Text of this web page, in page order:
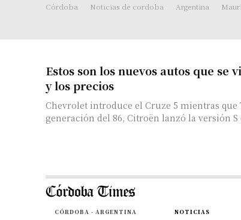
Córdoba Noticias de cordoba Argentina
Estos son los nuevos autos que se
y los precios
Chevrolet introduce el Cruze 5 mientras que
generación del 86, Citroën lanzó la versión S
CÓRDOBA - ARGENTINA NOTICIAS